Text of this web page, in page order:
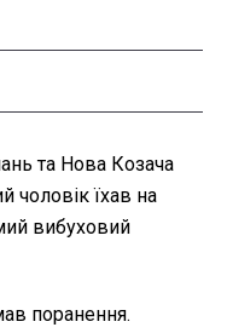
та Нова Козача
чоловік їхав на
вибуховий
поранення.